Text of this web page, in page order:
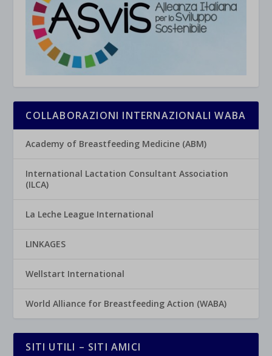
COLLABORAZIONI INTERNAZIONALI WABA
Academy of Breastfeeding Medicine (ABM)
International Lactation Consultant Association
(ILCA)
La Leche League International
LINKAGES
Wellstart International
World Alliance for Breastfeeding Action (WABA)
SITI UTILI – SITI AMICI